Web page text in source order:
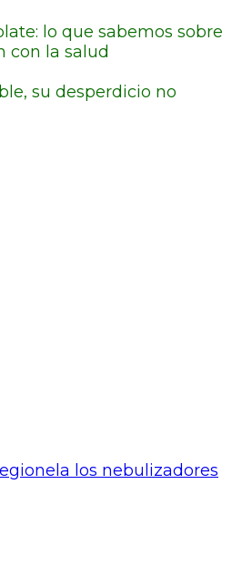
lo que sabemos sobre
con la salud
su desperdicio no
los nebulizadores